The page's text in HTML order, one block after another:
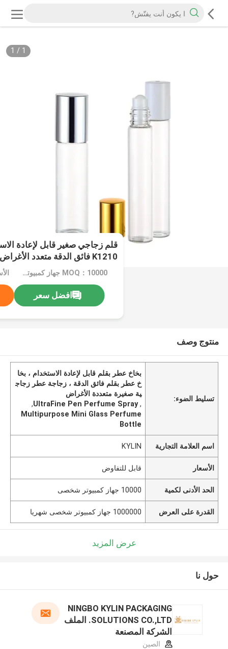
1
/
1
قلم زجاجي صغير قابل لإعادة
K1210 فائق الدقة متعدد الأغراض
MOQ：10000 جهاز كمبيوتر شخصى
افضل سعر
منتوج وصف
تسليط الضوء:
بخاخ عطر بقلم قابل لإعادة الاستخدام ، بخا
خ عطر بقلم فائق الدقة ، زجاجة عطر زجاج
ية صغيرة متعددة الأغراض
,
UltraFine Pen Perfume Spray
,
Multipurpose Mini Glass Perfume
Bottle
اسم العلامة التجارية KYLIN
الأسعار قابل للتفاوض
الحد الأدنى لكمية 10000 جهاز كمبيوتر شخصى
القدرة على العرض 1000000 جهاز كمبيوتر شخصى شهريا
عرض المزيد
حول نا
NINGBO KYLIN PACKAGING
SOLUTIONS CO.,LTD. الملف
الشركة المصنعة
الصين